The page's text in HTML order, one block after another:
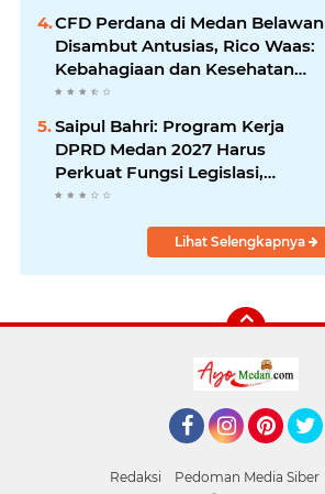
CFD Perdana di Medan Belawan
Disambut Antusias, Rico Waas:
Kebahagiaan dan Kesehatan
Harus Hadir di Seluruh Penjuru
Saipul Bahri: Program Kerja
DPRD Medan 2027 Harus
Perkuat Fungsi Legislasi,
Anggaran dan Pengawasan
Lihat Selengkapnya
Redaksi Pedoman Media Siber